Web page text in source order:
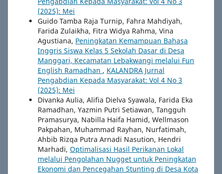
(2025): Mei
Guido Tamba Raja Turnip, Fahra Mahdiyah,
Farida Zulaikha, Fitra Widya Rahma, Vina
Agustiana, Peningkatan Kemampuan Bahasa
Inggris Siswa Kelas 5 Sekolah Dasar di Desa
Manggari, Kecamatan Lebakwangi melalui Fun
English Ramadhan , KALANDRA Jurnal
Pengabdian Kepada Masyarakat: Vol 4 No 3
(2025): Mei
Divanka Aulia, Alifia Dielva Syawala, Farida Eka
Ramadhan, Yazmin Putri Setiawan, Tangguh
Pramasurya, Nabilla Haifa Hamid, Wellmason
Pakpahan, Muhammad Rayhan, Nurfatimah,
Ahbib Rizqa Putra Arnadi Nasution, Hendri
Marhadi, Optimalisasi Hasil Perikanan Lokal
melalui Pengolahan Nugget untuk Peningkatan
Ekonomi dan Pencegahan Stunting di Desa Kota